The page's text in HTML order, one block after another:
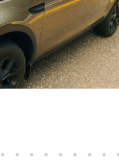
• • • • • • • • •